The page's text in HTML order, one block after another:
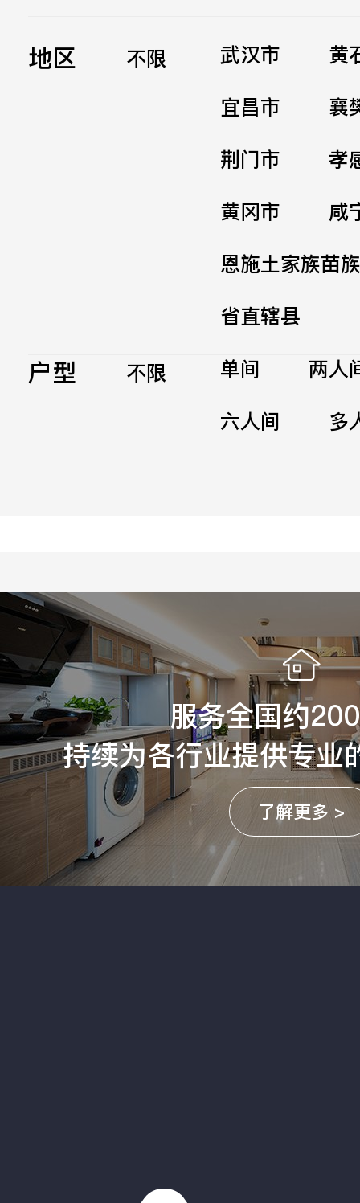
地区 不限 武汉市
黄
宜昌市
襄
荆门市
孝
黄冈市
咸
恩施土家族苗
省直辖县
户型 不限 单间
两人
六人间
多
服务全国约
持续为各行业提供专业
了解更多 >